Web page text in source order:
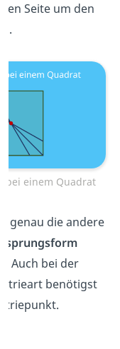
Seite um den
bei einem Quadrat
genau die andere
Ursprungsform
Auch bei der
benötigst